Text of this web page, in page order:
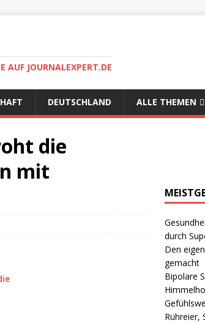
AUF JOURNALEXPERT.DE
DEUTSCHLAND ALLE THEMEN
die
mit
durch
Den
gemacht
Bipolare
Rühreier,